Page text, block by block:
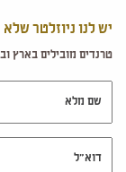
יש לנו ניוזלטר
טרנדים מובילים בארץ